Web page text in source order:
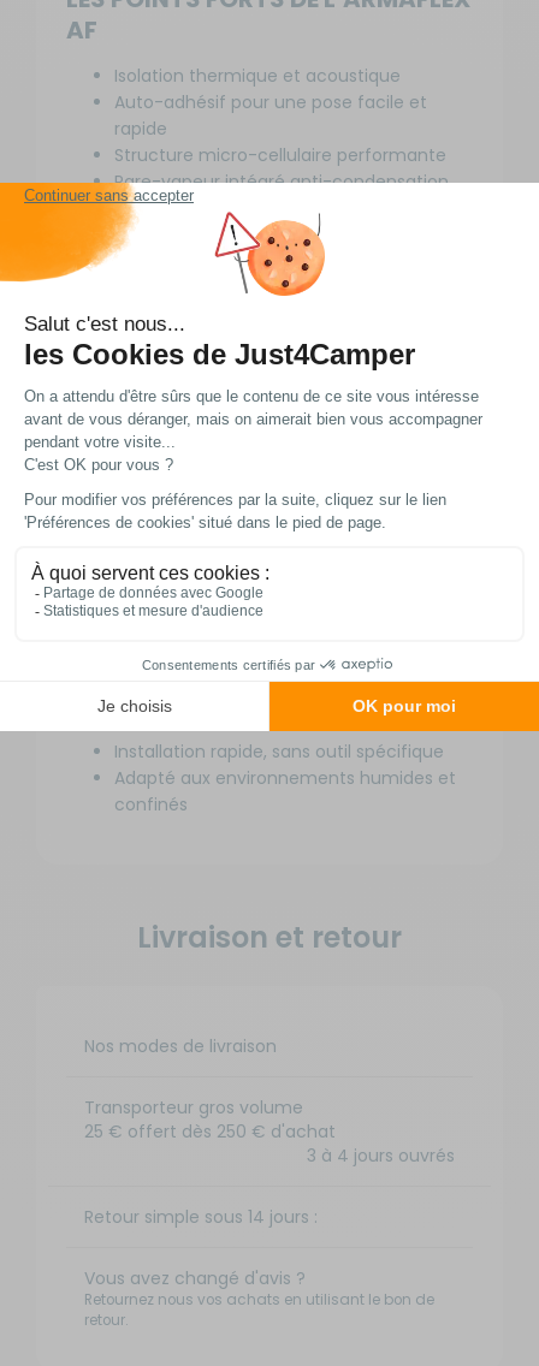
AF
Isolation thermique et acoustique
Auto-adhésif pour une pose facile et
rapide
Structure micro-cellulaire performante
Pare-vapeur intégré anti-condensation
Traitement antibactérien Microban®
Informations
complémentaires
Isolant flexible auto-adhésif
Structure micro-cellulaire à haute
Très faible conductivité thermique
Excellente résistance à la diffusion de la
vapeur d’eau
corrosion sous isolation (CUI)
Traitement antibactérien Microban®
Très bonne tenue au feu
Installation rapide, sans outil spécifique
Adapté aux environnements humides et
confinés
Livraison et retour
Nos modes de livraison
Transporteur gros volume
25 € offert dès 250 € d'achat
3 à 4 jours ouvrés
Retour simple sous 14 jours :
Vous avez changé d'avis ?
Retournez nous vos achats en utilisant le bon de
retour.